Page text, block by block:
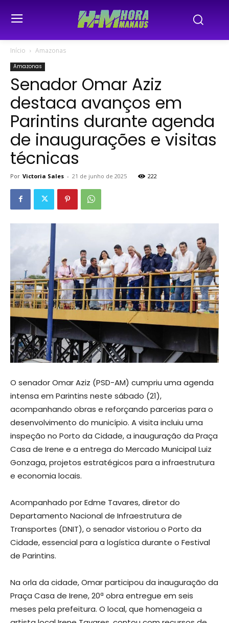
Início Amazonas
Amazonas
Senador Omar Aziz
destaca avanços em
Parintins durante agenda
de inaugurações e visitas
técnicas
Por Victoria Sales - 21 de junho de 2025 222
O senador Omar Aziz (PSD-AM) cumpriu uma agenda
intensa em Parintins neste sábado (21),
acompanhando obras e reforçando parcerias para o
desenvolvimento do município. A visita incluiu uma
inspeção no Porto da Cidade, a inauguração da Praça
Casa de Irene e a entrega do Mercado Municipal Luiz
Gonzaga, projetos estratégicos para a infraestrutura
e economia locais.
Acompanhado por Edme Tavares, diretor do
Departamento Nacional de Infraestrutura de
Transportes (DNIT), o senador vistoriou o Porto da
Cidade, essencial para a logística durante o Festival
de Parintins.
Na orla da cidade, Omar participou da inauguração da
Praça Casa de Irene, 20ª obra entregue em seis
meses pela prefeitura. O local, que homenageia a